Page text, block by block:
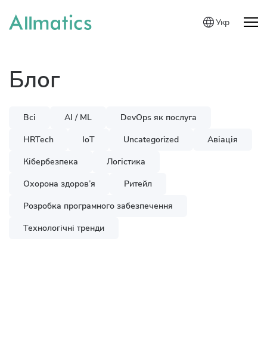
Укр
Блог
Всі AI / ML
DevOps як послуга
HRTech
IoT Uncategorized
Авіація
Кібербезпека
Логістика
Охорона здоров’я
Ритейл
Розробка програмного забезпечення
Технологічні тренди